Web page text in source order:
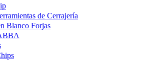
de Cerrajería
Blanco Forjas